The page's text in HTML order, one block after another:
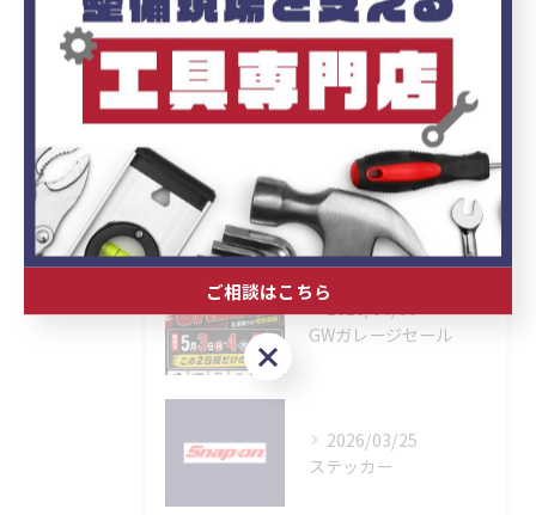
ブログ
お知らせ
最近の投稿
Recent
Posts
GWガレージセール
2026/03/25
ステッカー
ご相談はこちら
ご相談はこちら